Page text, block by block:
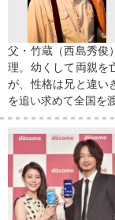
父・竹蔵（西島秀俊
理。幼くして両親を
が、性格は兄と違い
を追い求めて全国を